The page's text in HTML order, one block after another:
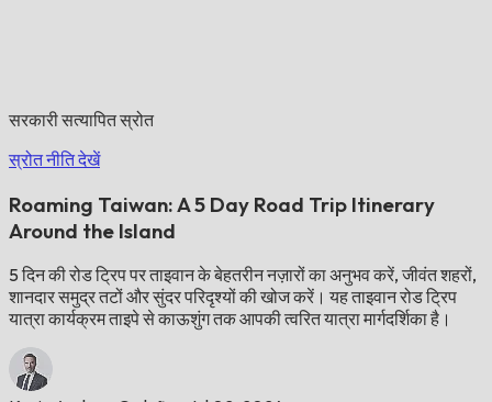
सरकारी सत्यापित स्रोत
स्रोत नीति देखें
Roaming Taiwan: A 5 Day Road Trip Itinerary
Around the Island
5 दिन की रोड ट्रिप पर ताइवान के बेहतरीन नज़ारों का अनुभव करें, जीवंत शहरों,
शानदार समुद्र तटों और सुंदर परिदृश्यों की खोज करें। यह ताइवान रोड ट्रिप
यात्रा कार्यक्रम ताइपे से काऊशुंग तक आपकी त्वरित यात्रा मार्गदर्शिका है।